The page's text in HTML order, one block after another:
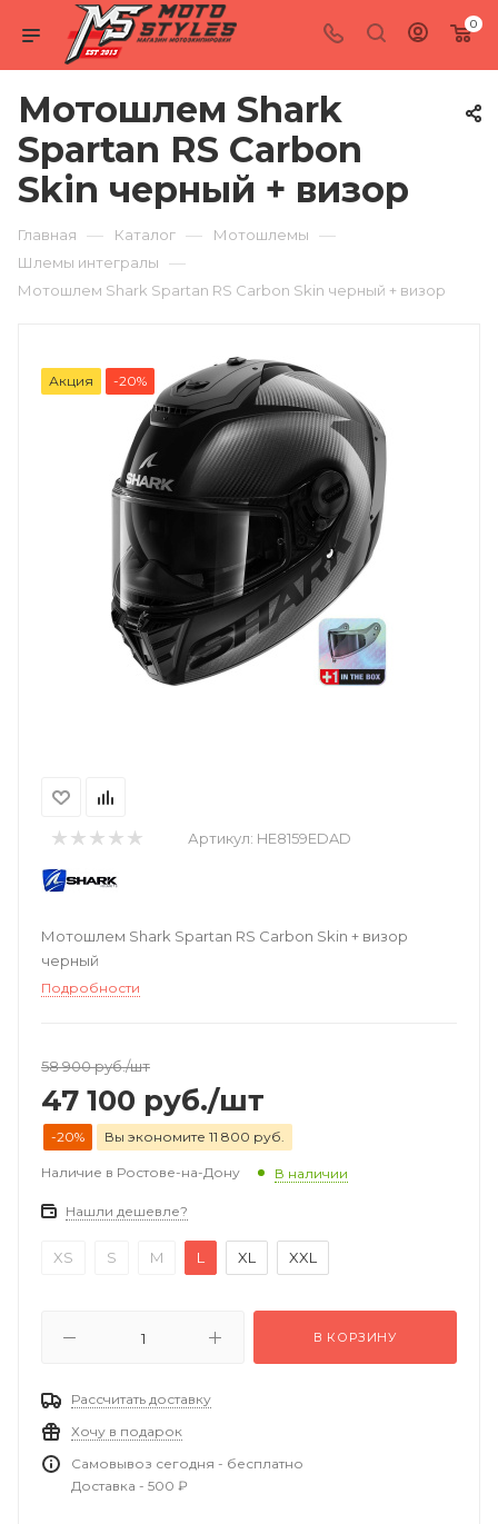
0
Мотошлем Shark
Spartan RS Carbon
Skin черный + визор
Главная — Каталог — Мотошлемы —
Шлемы интегралы —
Мотошлем Shark Spartan RS Carbon Skin черный + визор
Акция -20%
Артикул: HE8159EDAD
Мотошлем Shark Spartan RS Carbon Skin + визор
черный
Подробности
58 900руб./шт
47 100 руб./шт
-20% Вы экономите 11 800 руб.
Наличие в Ростове-на-Дону В наличии
Нашли дешевле?
XS S M L XL XXL
В КОРЗИНУ
Рассчитать доставку
Хочу в подарок
Самовывоз сегодня - бесплатно
Доставка - 500 ₽